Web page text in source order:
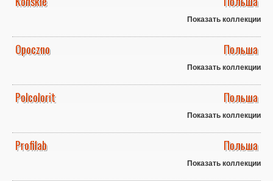
Показать коллекции
Opoczno Польша
Показать коллекции
Polcolorit Польша
Показать коллекции
Profilab Польша
Показать коллекции